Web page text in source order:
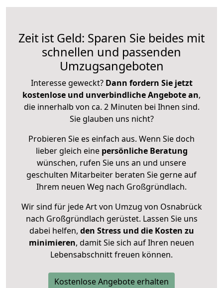
Zeit ist Geld: Sparen Sie beides mit
schnellen und passenden
Umzugsangeboten
Interesse geweckt? Dann fordern Sie jetzt
kostenlose und unverbindliche Angebote an,
die innerhalb von ca. 2 Minuten bei Ihnen sind.
Sie glauben uns nicht?
Probieren Sie es einfach aus. Wenn Sie doch
lieber gleich eine persönliche Beratung
wünschen, rufen Sie uns an und unsere
geschulten Mitarbeiter beraten Sie gerne auf
Ihrem neuen Weg nach Großgründlach.
Wir sind für jede Art von Umzug von Osnabrück
nach Großgründlach gerüstet. Lassen Sie uns
dabei helfen, den Stress und die Kosten zu
minimieren, damit Sie sich auf Ihren neuen
Lebensabschnitt freuen können.
Kostenlose Angebote erhalten